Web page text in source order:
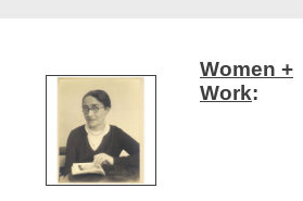
Women +
Work: